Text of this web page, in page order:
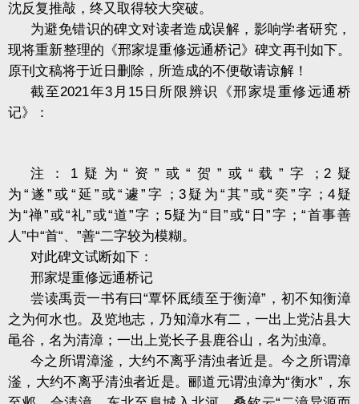
沈反复推敲，终又取得较大突破。
为避免错识的碑文对读者造成误解，影响学者研究，
现将重新整理的《邢家堤重修远通桥记》碑文再刊如下。
原刊文稿将于近日删除，所造成的不便敬请谅解！
截至2021年3 月 15 日所限辨识《邢家堤重修远通桥
记》：
注： 1疑为“ 资” 或“ 贺 ” 或 “ 载” 字；2 疑
为“ 遂” 或 “ 延 ” 或“ 遽” 字； 3疑为 “ 其” 或 “ 奕 ” 字； 4 疑
为“禅”或“礼”或“道”字； 5疑为“ 目”或“ 日”字； “首事善
人”中“首“、 ”善“二字较为模糊。
对此碑文试断如下：
邢家堤重修远通桥记
尝读禹贡一书有曰“覃怀厎绩至于衡漳” ，初不知衡漳
之为何水也。及览地志，乃知漳水有二，一出上党沾县大
黾谷，名为清漳；一出上党长子县鹿谷山，名为浊漳。
今之所谓漳滏，大约不离乎清浊者近是。今之所谓漳
滏，大约不离乎清浊者近是。郦道元谓浊漳为“衡水” ，东